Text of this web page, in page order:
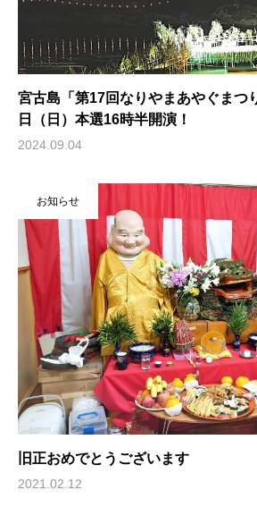
宮古島「第17回なりやまあやぐまつ
日（日）本選16時半開演！
2024.09.04
旧正おめでとうございます
2021.02.12
お知らせ